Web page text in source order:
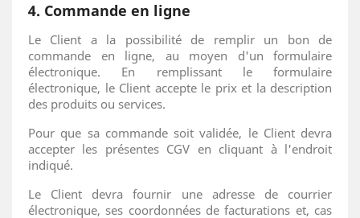
4. Commande en ligne
Le Client a la possibilité de remplir un bon de
commande en ligne, au moyen d'un formulaire
électronique. En remplissant le formulaire
électronique, le Client accepte le prix et la description
des produits ou services.
Pour que sa commande soit validée, le Client devra
accepter les présentes CGV en cliquant à l'endroit
indiqué.
Le Client devra fournir une adresse de courrier
électronique, ses coordonnées de facturations et, cas